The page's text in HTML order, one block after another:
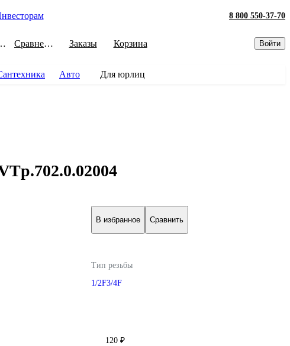
8 800 550-37-70
Сравнение Заказы Корзина Войти
Авто Для юрлиц
В избранное Сравнить
Тип резьбы
1/2F3/4F
120 ₽